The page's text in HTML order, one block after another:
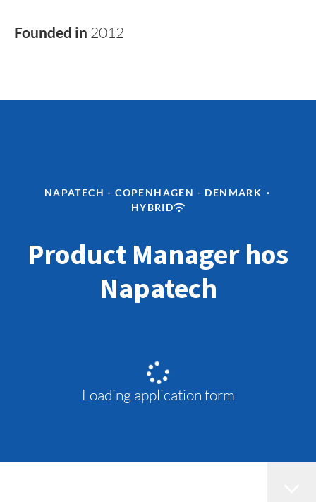
Founded in 2012
NAPATECH - COPENHAGEN - DENMARK ·
HYBRID
Product Manager hos
Napatech
Loading application form